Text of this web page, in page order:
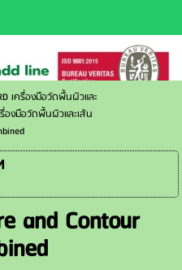
เครื่องมือวัดพื้นผิวและ
รื่องมือวัดพื้นผิวและเส้น
and Contour